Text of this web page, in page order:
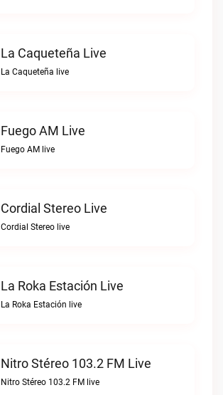
La Caqueteña Live
La Caqueteña live
Fuego AM Live
Fuego AM live
Cordial Stereo Live
Cordial Stereo live
La Roka Estación Live
La Roka Estación live
Nitro Stéreo 103.2 FM Live
Nitro Stéreo 103.2 FM live